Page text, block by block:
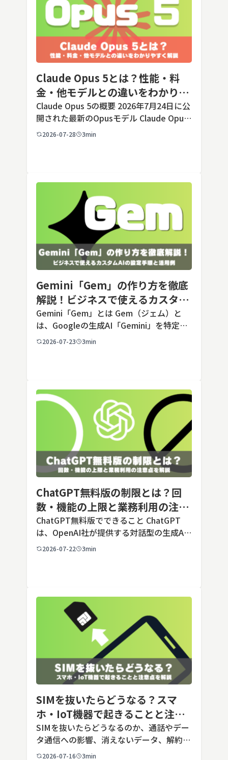
Claude Opus 5とは？性能・料
金・他モデルとの違いをわかりや
すく解説
Claude Opus 5の概要 2026年7月24日に公
開された最新のOpusモデル Claude Opus
5は、米国のAI企業Anthropic（アンソロピ
2026-07-28 3min
Gemini「Gem」の作り方を徹底
解説！ビジネスで使えるカスタム
AIの設定手順と活用例
Gemini「Gem」とは Gem（ジェム）と
は、Googleの生成AI「Gemini」を特定の
用途に合わせてカスタマイズできる機能で
2026-07-23 3min
ChatGPT無料版の制限とは？回
数・機能の上限と業務利用の注意
点を解説【2026年最新】
ChatGPT無料版でできること ChatGPT
は、OpenAI社が提供する対話型の生成AI
サービスです。アカウントを登録すれば無
2026-07-22 3min
SIMを抜いたらどうなる？スマ
ホ・IoT機器で起きることと注意
点を解説
SIMを抜いたらどうなるのか、通話やデー
タ通信への影響、消えないデータ、解約や
端末譲渡時の注意点を整理。さらに法人・
2026-07-16 3min